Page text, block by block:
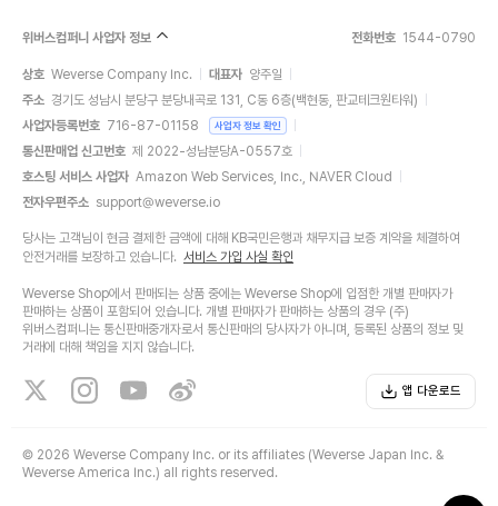
위버스컴퍼니 사업자 정보 전화번호 1544-0790
상호 Weverse Company Inc. 대표자 양주일
주소 경기도 성남시 분당구 분당내곡로 131, C동 6층(백현동, 판교테크원타워)
사업자등록번호 716-87-01158 사업자 정보 확인
통신판매업 신고번호 제 2022-성남분당A-0557호
호스팅 서비스 사업자 Amazon Web Services, Inc., NAVER Cloud
전자우편주소 support@weverse.io
당사는 고객님이 현금 결제한 금액에 대해 KB국민은행과 채무지급 보증 계약을 체결하여
안전거래를 보장하고 있습니다. 서비스 가입 사실 확인
Weverse Shop에서 판매되는 상품 중에는 Weverse Shop에 입점한 개별 판매자가
판매하는 상품이 포함되어 있습니다. 개별 판매자가 판매하는 상품의 경우 (주)
위버스컴퍼니는 통신판매중개자로서 통신판매의 당사자가 아니며, 등록된 상품의 정보 및
거래에 대해 책임을 지지 않습니다.
앱 다운로드
© 2026 Weverse Company Inc. or its affiliates (Weverse Japan Inc. &
Weverse America Inc.) all rights reserved.